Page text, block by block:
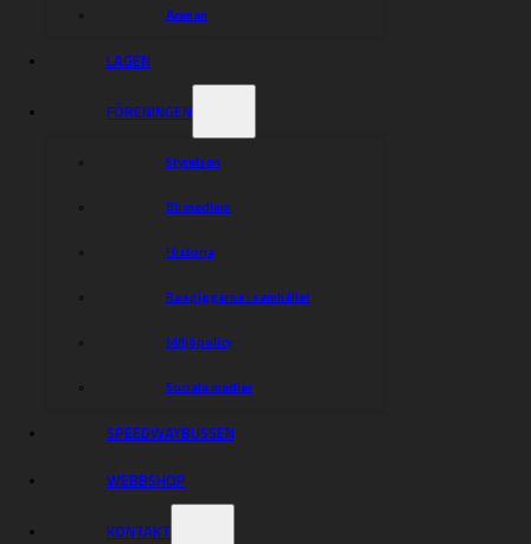
Arenan
LAGEN
FÖRENINGEN
Styrelsen
Bli medlem
Historia
Rospiggarna i samhället
Miljöpolicy
Sociala medier
SPEEDWAYBUSSEN
WEBBSHOP
KONTAKT